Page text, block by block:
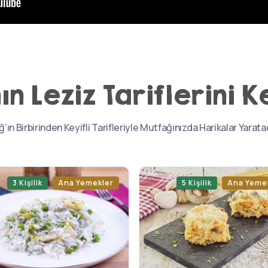
Leziz Tariflerini
Birbirinden Keyifli Tarifleriyle Mutfağınızda Harikalar
3 Kişilik Ana Yemekler 5 Kişilik Ana